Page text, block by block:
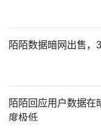
陌陌数据暗网出售，
陌陌回应用户数据在
度极低